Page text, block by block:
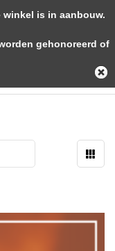
is in aanbouw.
gehonoreerd of